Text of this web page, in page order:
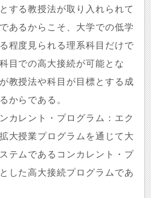
する教授法が取り入れられて
あるからこそ、大学での低学
程度見られる理系科目だけで
目での高大接続が可能とな
教授法や科目が目標とする成
からである。
カレント・プログラム：エク
大授業プログラムを通じて大
テムであるコンカレント・プ
した高大接続プログラムであ